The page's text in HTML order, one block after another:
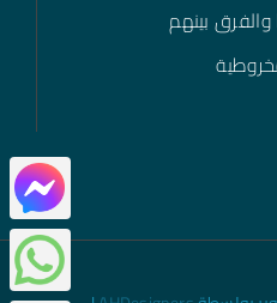
والفرق بينهم